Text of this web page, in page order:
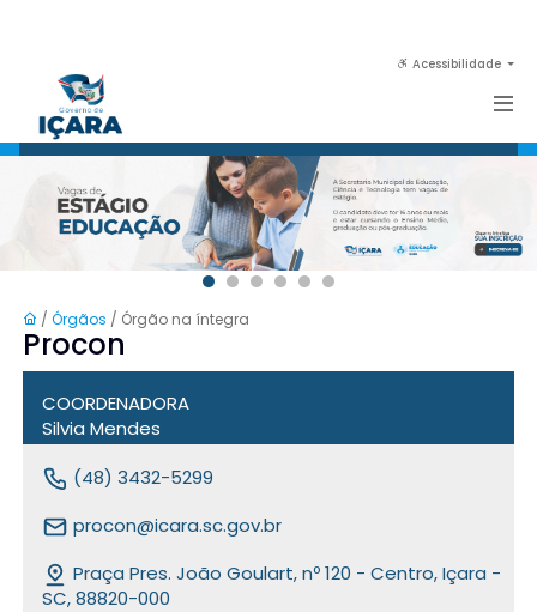
Acessibilidade
/ Órgãos / Órgão na íntegra
Procon
COORDENADORA
Silvia Mendes
(48) 3432-5299
procon@icara.sc.gov.br
Praça Pres. João Goulart, nº 120 - Centro, Içara -
SC, 88820-000